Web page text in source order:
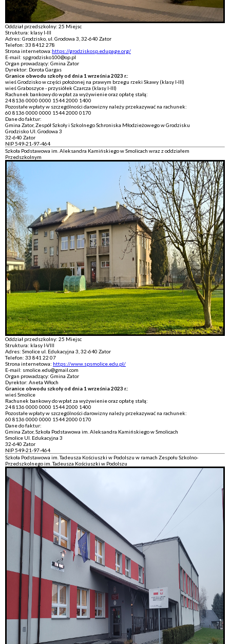
Oddział przedszkolny: 25 Miejsc
Struktura: klasy I-III
Adres: Grodzisko, ul. Grodowa 3, 32-640 Zator
Telefon: 33 8412 278
Strona internetowa:https://grodziskosp.edupage.org/
E-mail: spgrodzisko100@op.pl
Organ prowadzący: Gmina Zator
Dyrektor: Dorota Gargas
Granice obwodu szkoły od dnia 1 września 2023 r.:
wieś Grodzisko w części położonej na prawym brzegu rzeki Skawy (klasy I-III)
wieś Graboszyce - przysiółek Czarcza (klasy I-III)
Rachunek bankowy do wpłat za wyżywienie oraz opłatę stałą:
24 8136 0000 0000 1544 2000 1400
Pozostałe wpłaty w szczególności darowizny należy przekazywać na rachunek:
60 8136 0000 0000 1544 2000 0170
Dane do faktur:
Gmina Zator, Zespół Szkoły i Szkolnego Schroniska Młodzieżowego w Grodzisku
Grodzisko Ul. Grodowa 3
32-640 Zator
NIP 549-21-97-464
Szkoła Podstawowa im. Aleksandra Kamińskiego w Smolicach wraz z oddziałem
Przedszkolnym
Oddział przedszkolny: 25 Miejsc
Struktura: klasy I-VIII
Adres: Smolice ul. Edukacyjna 3, 32-640 Zator
Telefon: 33 841 22 07
Strona internetowa: https://www.spsmolice.edu.pl/
E-mail: smolice.edu@gmail.com
Organ prowadzący: Gmina Zator
Dyrektor: Aneta Włoch
Granice obwodu szkoły od dnia 1 września 2023 r.:
wieś Smolice
Rachunek bankowy do wpłat za wyżywienie oraz opłatę stałą:
24 8136 0000 0000 1544 2000 1400
Pozostałe wpłaty w szczególności darowizny należy przekazywać na rachunek:
60 8136 0000 0000 1544 2000 0170
Dane do faktur:
Gmina Zator, Szkoła Podstawowa im. Aleksandra Kamińskiego w Smolicach
Smolice Ul. Edukacyjna 3
32-640 Zator
NIP 549-21-97-464
Szkoła Podstawowa im. Tadeusza Kościuszki w Podolszu w ramach Zespołu Szkolno-
Przedszkolnego im. Tadeusza Kościuszki w Podolszu